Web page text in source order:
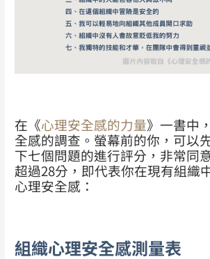
在《心理安全感的力量》一書中
全感的調查。螢幕前的你，可以
下七個問題的進行評分，非常同
超過28分，即代表你在現有組織
心理安全感：
組織心理安全感測量表